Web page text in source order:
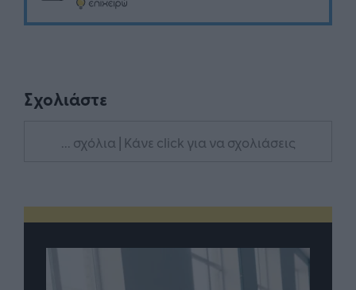
Σχολιάστε
... σχόλια | Κάνε click για να σχολιάσεις